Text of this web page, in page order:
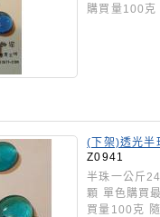
購買量100克
(下架)透光
941
Z0941
半珠一公斤
顆 單色購買
買量100克